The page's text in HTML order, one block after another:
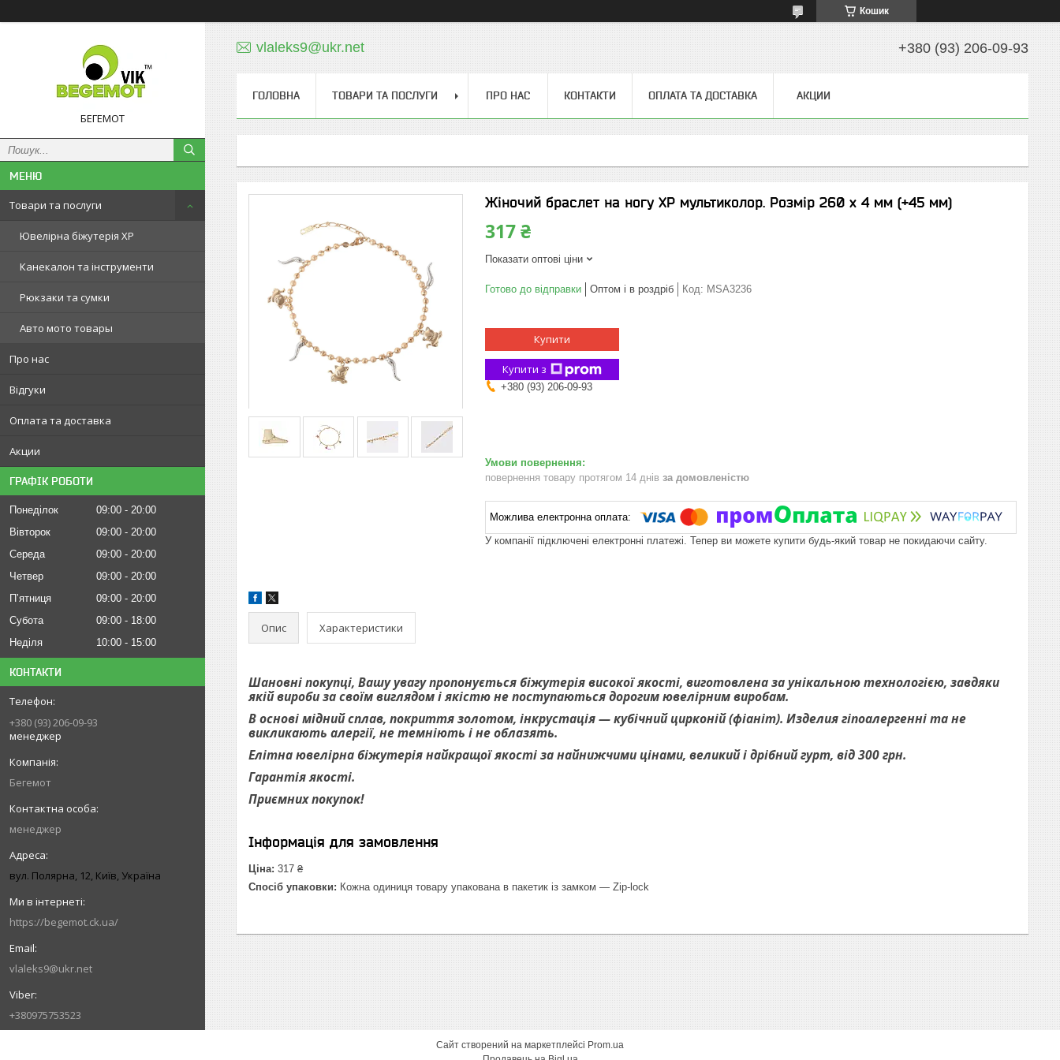
Кошик
БЕГЕМОТ
Товари та послуги
Ювелірна біжутерія XP
Канекалон та інструменти
Рюкзаки та сумки
Авто мото товары
Про нас
Відгуки
Оплата та доставка
Акции
ГРАФІК РОБОТИ
Понеділок 09:00
20:00
Вівторок
09:00
20:00
Середа
09:00
20:00
Четвер
09:00
20:00
Пʼятниця
09:00
20:00
Субота
09:00
18:00
Неділя
10:00 15:00
КОНТАКТИ
+380 (93) 206-09-93
менеджер
Бегемот
менеджер
вул. Полярна, 12, Київ, Україна
https://begemot.ck.ua/
vlaleks9@ukr.net
+380975753523
vlaleks9@ukr.net +380 (93) 206-09-93
ГОЛОВНА ТОВАРИ ТА ПОСЛУГИ ПРО НАС КОНТАКТИ ОПЛАТА ТА ДОСТАВКА АКЦИИ
Жіночий браслет на ногу ХР мультиколор. Розмір 260 х 4 мм (+45 мм)
317 ₴
Показати оптові ціни
Готово до відправки Оптом і в роздріб Код: MSA3236
Купити
Купити з
+380 (93) 206-09-93
повернення товару протягом 14 днів за домовленістю
У компанії підключені електронні платежі. Тепер ви можете купити будь-який товар не покидаючи сайту.
Опис Характеристики
Шановні покупці, Вашу увагу пропонується біжутерія високої якості, виготовлена за унікальною технологією, завдяки
якій вироби за своїм виглядом і якістю не поступаються дорогим ювелірним виробам.
В основі мідний сплав, покриття золотом, інкрустація — кубічний цирконій (фіаніт). Изделия гіпоалергенні та не
викликають алергії, не темніють і не облазять.
Елітна ювелірна біжутерія найкращої якості за найнижчими цінами, великий і дрібний гурт, від 300 грн.
Гарантія якості.
Приємних покупок!
Інформація для замовлення
Ціна: 317 ₴
Спосіб упаковки: Кожна одиниця товару упакована в пакетик із замком — Zip-lock
Сайт створений на маркетплейсі Prom.ua